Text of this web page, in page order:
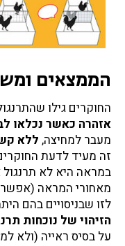
הממצאים
החוקרים גילו
אזהרה כאשר נכלאו
מעבר למחיצה, ללא
זה מעיד לדעת
במראה היא לא
לזו שבניסויים בהם
הזיהוי של נוכחות
על בסיס ראייה (ולא